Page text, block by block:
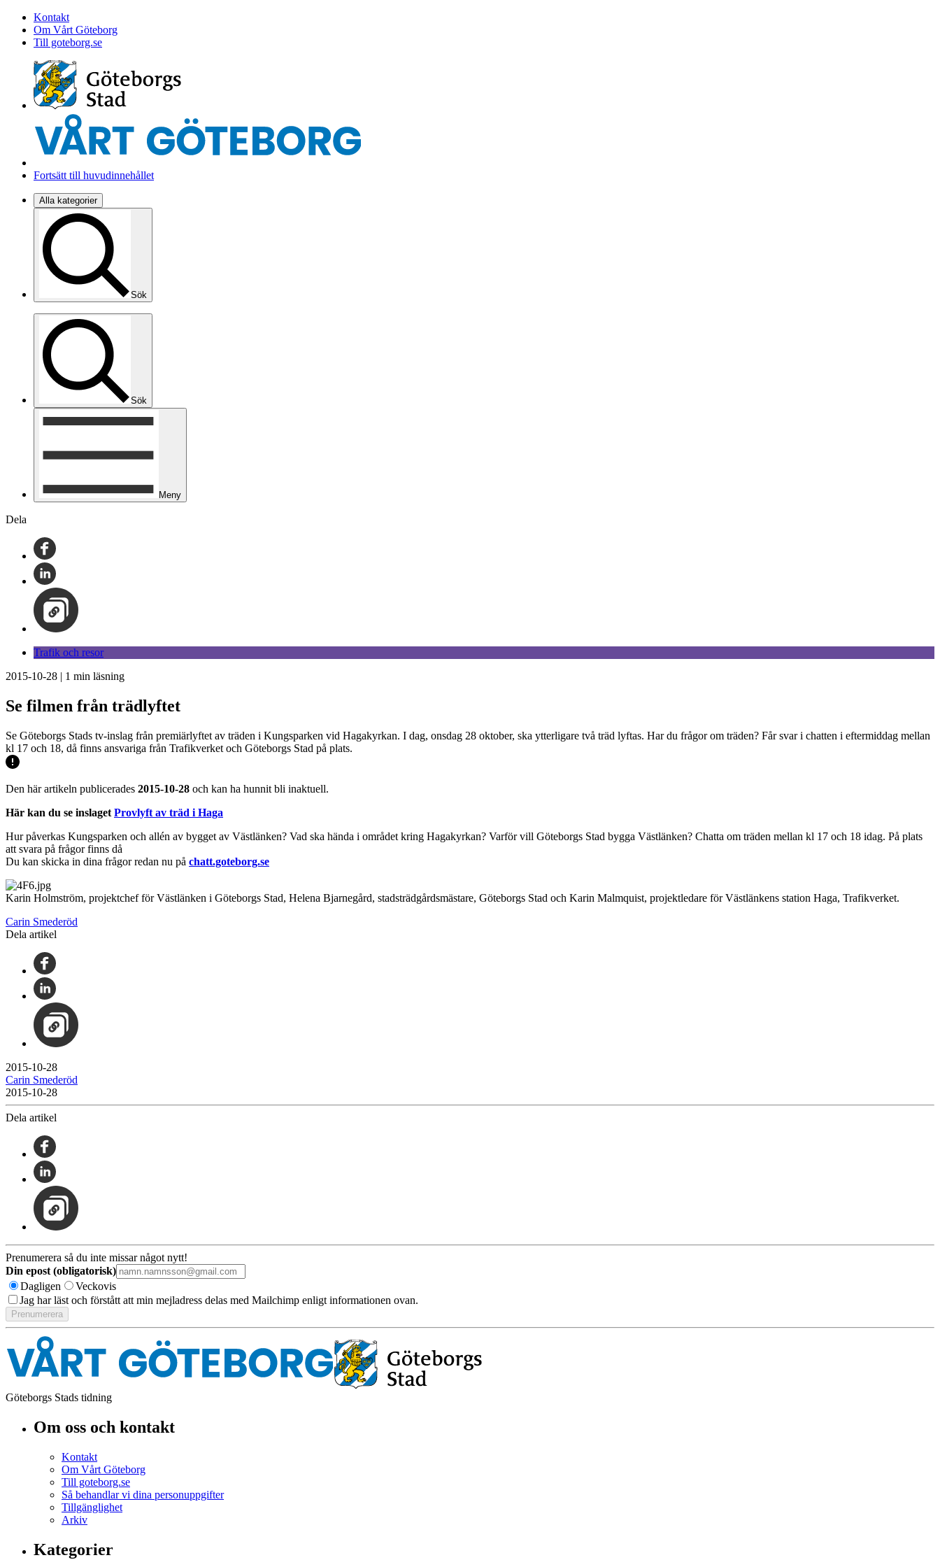
Kontakt
Om Vårt Göteborg
Till goteborg.se
Fortsätt till huvudinnehållet
Alla kategorier
Sök
Sök
Meny
Dela
Trafik och resor
2015-10-28 | 1 min läsning
Se filmen från trädlyftet
Se Göteborgs Stads tv-inslag från premiärlyftet av träden i Kungsparken vid Hagakyrkan. I dag, onsdag 28 oktober, ska ytterligare två träd lyftas. Har du frågor om träden? Får svar i chatten i eftermiddag mellan
kl 17 och 18, då finns ansvariga från Trafikverket och Göteborgs Stad på plats.
Den här artikeln publicerades 2015-10-28 och kan ha hunnit bli inaktuell.
Här kan du se inslaget Provlyft av träd i Haga
Hur påverkas Kungsparken och allén av bygget av Västlänken? Vad ska hända i området kring Hagakyrkan? Varför vill Göteborgs Stad bygga Västlänken? Chatta om träden mellan kl 17 och 18 idag. På plats
att svara på frågor finns då
Du kan skicka in dina frågor redan nu på chatt.goteborg.se
Karin Holmström, projektchef för Västlänken i Göteborgs Stad, Helena Bjarnegård, stadsträdgårdsmästare, Göteborgs Stad och Karin Malmquist, projektledare för Västlänkens station Haga, Trafikverket.
Carin Smederöd
Dela artikel
2015-10-28
Carin Smederöd
2015-10-28
Dela artikel
Prenumerera så du inte missar något nytt!
Din epost (obligatorisk)
Dagligen
Veckovis
Jag har läst och förstått att min mejladress delas med Mailchimp enligt informationen ovan.
Göteborgs Stads tidning
Om oss och kontakt
Kontakt
Om Vårt Göteborg
Till goteborg.se
Så behandlar vi dina personuppgifter
Tillgänglighet
Arkiv
Kategorier